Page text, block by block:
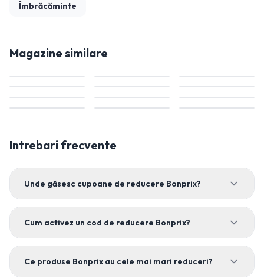
Îmbrăcăminte
Magazine similare
Intrebari frecvente
Unde găsesc cupoane de reducere Bonprix?
Cum activez un cod de reducere Bonprix?
Ce produse Bonprix au cele mai mari reduceri?